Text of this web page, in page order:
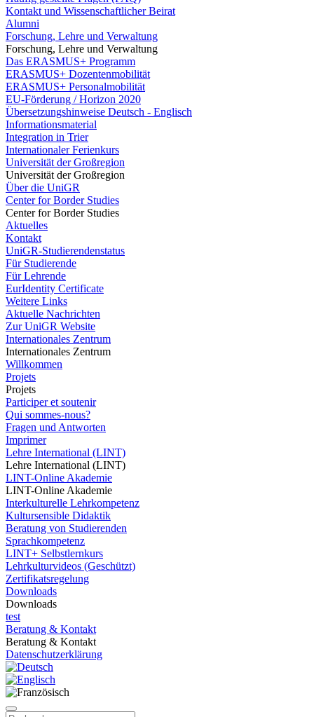
Kontakt und Wissenschaftlicher Beirat
Alumni
Forschung, Lehre und Verwaltung
Forschung, Lehre und Verwaltung
Das ERASMUS+ Programm
ERASMUS+ Dozentenmobilität
ERASMUS+ Personalmobilität
EU-Förderung / Horizon 2020
Übersetzungshinweise Deutsch - Englisch
Informationsmaterial
Integration in Trier
Internationaler Ferienkurs
Universität der Großregion
Universität der Großregion
Über die UniGR
Center for Border Studies
Center for Border Studies
Aktuelles
Kontakt
UniGR-Studierendenstatus
Für Studierende
Für Lehrende
EurIdentity Certificate
Weitere Links
Aktuelle Nachrichten
Zur UniGR Website
Internationales Zentrum
Internationales Zentrum
Willkommen
Projets
Projets
Participer et soutenir
Qui sommes-nous?
Fragen und Antworten
Imprimer
Lehre International (LINT)
Lehre International (LINT)
LINT-Online Akademie
LINT-Online Akademie
Interkulturelle Lehrkompetenz
Kultursensible Didaktik
Beratung von Studierenden
Sprachkompetenz
LINT+ Selbstlernkurs
Lehrkulturvideos (Geschützt)
Zertifikatsregelung
Downloads
Downloads
test
Beratung & Kontakt
Beratung & Kontakt
Datenschutzerklärung